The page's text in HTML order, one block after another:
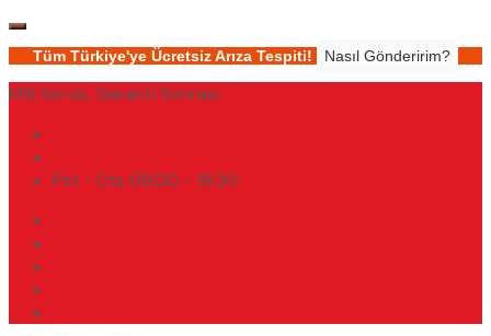
Tüm Türkiye'ye Ücretsiz Arıza Tespiti! Nasıl Gönderirim?
MSI Servis, Garanti Sonrası
Pzt - Cts 09.00 - 19.30